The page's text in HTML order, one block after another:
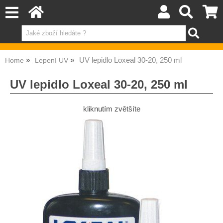
Home Lepení UV UV lepidlo Loxeal 30-20, 250 ml
UV lepidlo Loxeal 30-20, 250 ml
kliknutím zvětšíte